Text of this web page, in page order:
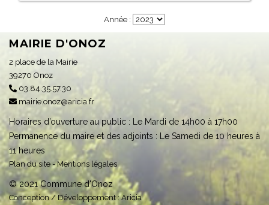
Année :
MAIRIE D'ONOZ
2 place de la Mairie
39270 Onoz
03.84.35.57.30
mairie.onoz@aricia.fr
Horaires d’ouverture au public : Le Mardi de 14h00 à 17h00
Permanence du maire et des adjoints : Le Samedi de 10 heures à
11 heures
Plan du site-Mentions légales
© 2021 Commune d'Onoz
Conception / Développement :Aricia